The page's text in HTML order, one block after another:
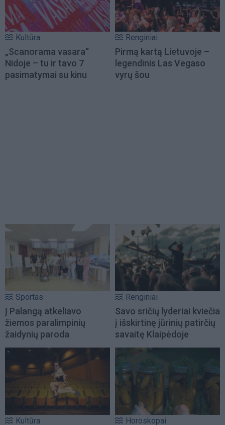
Kultūra
„Scanorama vasara“
Nidoje – tu ir tavo 7
pasimatymai su kinu
Renginiai
Pirmą kartą Lietuvoje –
legendinis Las Vegaso
vyrų šou
Sportas
Į Palangą atkeliavo
žiemos paralimpinių
žaidynių paroda
Renginiai
Savo sričių lyderiai kviečia
į išskirtinę jūrinių patirčių
savaitę Klaipėdoje
Kultūra Horoskopai